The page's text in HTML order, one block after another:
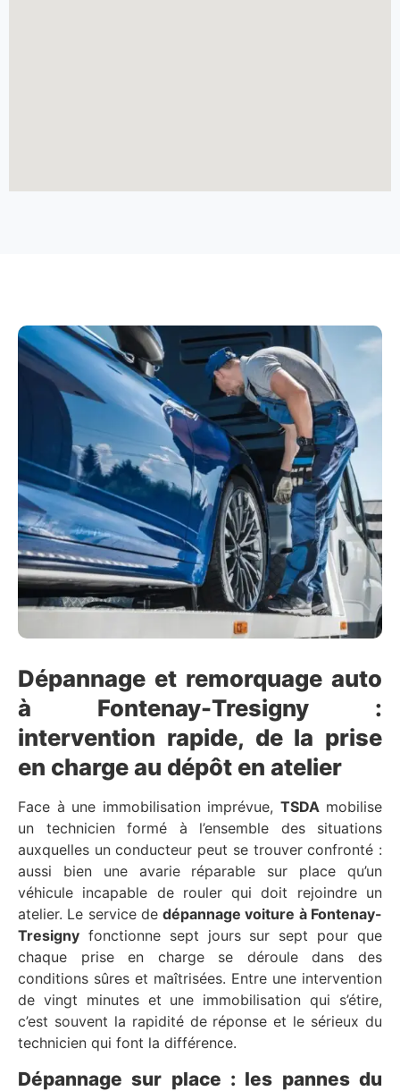
Dépannage et remorquage auto
à Fontenay-Tresigny :
intervention rapide, de la prise
en charge au dépôt en atelier
Face à une immobilisation imprévue, TSDAmobilise
un technicien formé à l’ensemble des situations
auxquelles un conducteur peut se trouver confronté :
aussi bien une avarie réparable sur place qu’un
véhicule incapable de rouler qui doit rejoindre un
atelier. Le service dedépannage voiture à Fontenay-
Tresigny fonctionne sept jours sur sept pour que
chaque prise en charge se déroule dans des
conditions sûres et maîtrisées. Entre une intervention
de vingt minutes et une immobilisation qui s’étire,
c’est souvent la rapidité de réponse et le sérieux du
technicien qui font la différence.
Dépannage sur place : les pannes du